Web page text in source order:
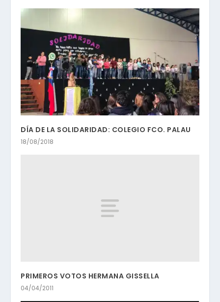
DÍA DE LA SOLIDARIDAD: COLEGIO FCO. PALAU
18/08/2018
PRIMEROS VOTOS HERMANA GISSELLA
04/04/2011